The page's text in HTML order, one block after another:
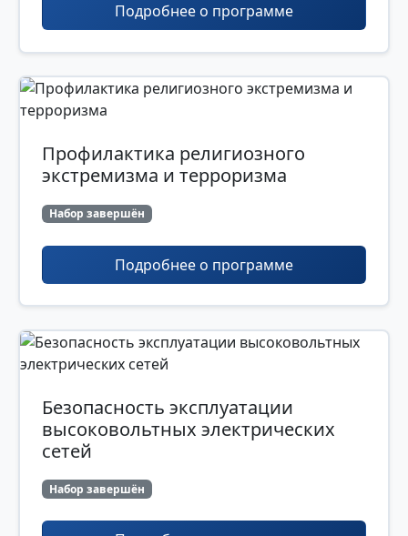
Подробнее о программе
Профилактика религиозного
экстремизма и терроризма
Набор завершён
Подробнее о программе
Безопасность эксплуатации
высоковольтных электрических
сетей
Набор завершён